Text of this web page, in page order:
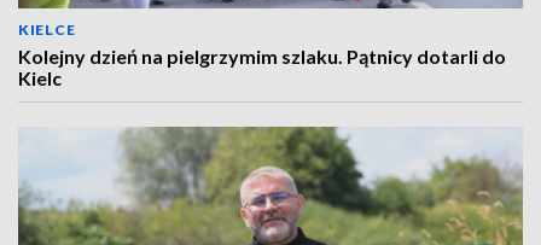
KIELCE
Kolejny dzień na pielgrzymim szlaku. Pątnicy dotarli do
Kielc